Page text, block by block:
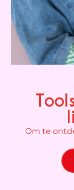
Om te